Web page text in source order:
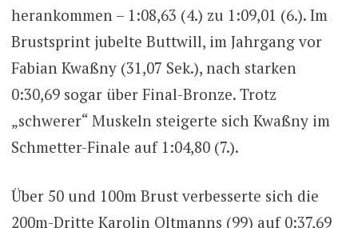
herankommen – 1:08,63 (4.) zu 1:09,01 (6.). Im
Brustsprint jubelte Buttwill, im Jahrgang vor
Fabian Kwaßny (31,07 Sek.), nach starken
0:30,69 sogar über Final-Bronze. Trotz
„schwerer“ Muskeln steigerte sich Kwaßny im
Schmetter-Finale auf 1:04,80 (7.).
Über 50 und 100m Brust verbesserte sich die
200m-Dritte Karolin Oltmanns (99) auf 0:37,69